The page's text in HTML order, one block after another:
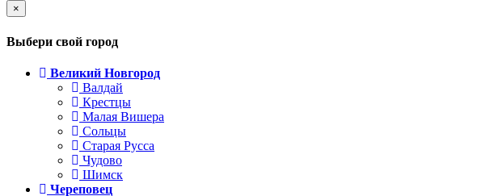
×
Выбери свой город
Великий Новгород
Валдай
Крестцы
Малая Вишера
Сольцы
Старая Русса
Чудово
Шимск
Череповец